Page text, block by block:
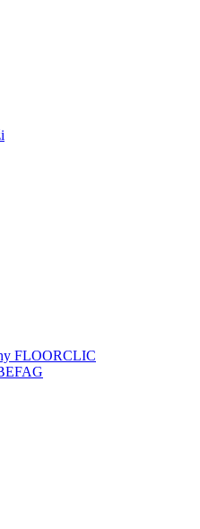
FLOORCLIC